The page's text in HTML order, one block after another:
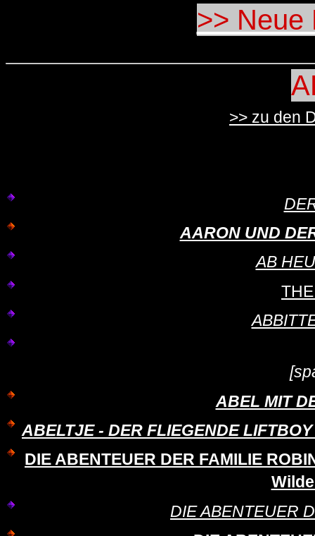
>> Neue
>> zu den
AARON UND
AB
ABEL MIT
ABELTJE - DER FLIEGENDE
DIE ABENTEUER DER FAMILIE
DIE ABENTEUER